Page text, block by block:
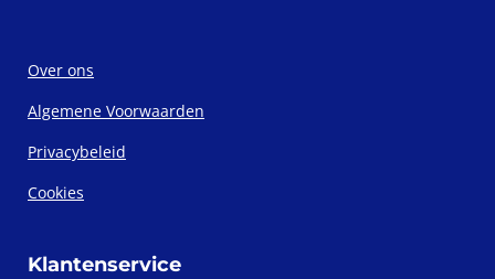
Over ons
Algemene Voorwaarden
Privacybeleid
Cookies
Klantenservice